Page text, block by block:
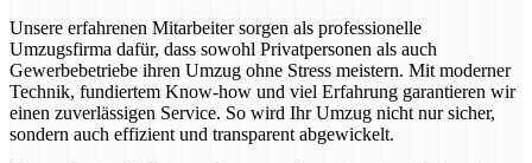
Unsere erfahrenen Mitarbeiter sorgen als professionelle
Umzugsfirma dafür, dass sowohl Privatpersonen als auch
Gewerbebetriebe ihren Umzug ohne Stress meistern. Mit moderner
Technik, fundiertem Know-how und viel Erfahrung garantieren wir
einen zuverlässigen Service. So wird Ihr Umzug nicht nur sicher,
sondern auch effizient und transparent abgewickelt.